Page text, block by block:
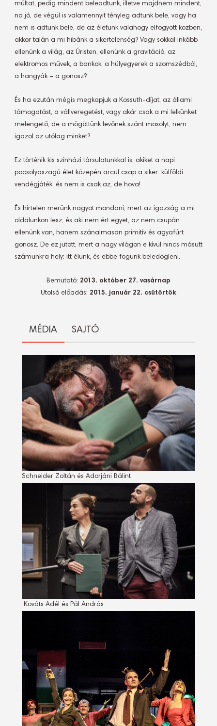
múltat, pedig mindent beleadtunk, illetve majdnem mindent,
na jó, de végül is valamennyit tényleg adtunk bele, vagy ha
nem is adtunk bele, de az életünk valahogy elfogyott közben,
akkor talán a mi hibánk a sikertelenség? Vagy sokkal inkább
ellenünk a világ, az Úristen, ellenünk a gravitáció, az
elektromos művek, a bankok, a hülyegyerek a szomszédból,
a hangyák – a gonosz?
És ha ezután mégis megkapjuk a Kossuth-díjat, az állami
támogatást, a vállveregetést, vagy akár csak a mi lelkünket
melengető, de a mögöttünk levőnek szánt mosolyt, nem
igazol az utólag minket?
Ez történik kis színházi társulatunkkal is, akiket a napi
pocsolyaszagú élet közepén arcul csap a siker: külföldi
vendégjáték, és nem is csak az, de hova!
És hirtelen merünk nagyot mondani, mert az igazság a mi
oldalunkon lesz, és aki nem ért egyet, az nem csupán
ellenünk van, hanem szánalmasan primitív és agyafúrt
gonosz. De ez jutott, mert a nagy világon e kívül nincs másutt
számunkra hely: itt élünk, és ebbe fogunk beledögleni.
Bemutató: 2013. október 27. vasárnap
Utolsó előadás: 2015. január 22. csütörtök
MÉDIA SAJTÓ
Schneider Zoltán és Adorjáni Bálint
Kováts Adél és Pál András